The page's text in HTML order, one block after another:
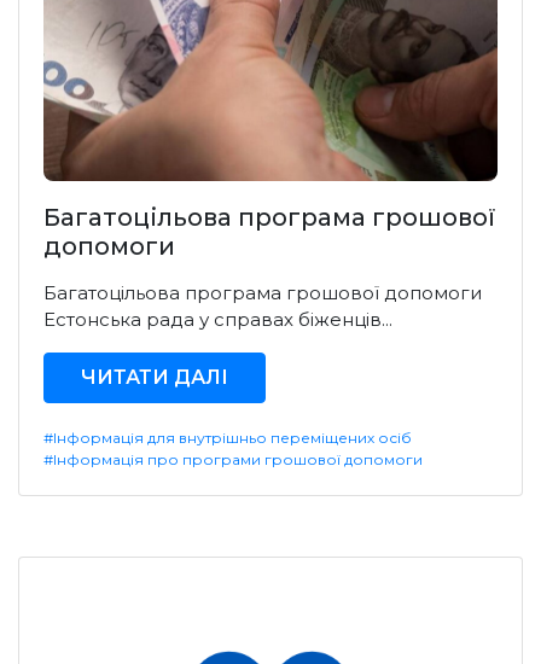
Багатоцільова програма грошової
допомоги
Багатоцільова програма грошової допомоги
Естонська рада у справах біженців...
ЧИТАТИ ДАЛІ
#Інформація для внутрішньо переміщених осіб
#Інформація про програми грошової допомоги